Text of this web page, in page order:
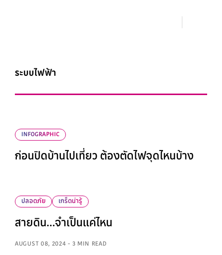
ระบบไฟฟ้า
INFOGRAPHIC
ก่อนปิดบ้านไปเที่ยว ต้องตัดไฟจุดไหนบ้าง
ปลอดภัย เกร็ดน่ารู้
สายดิน…จำเป็นแค่ไหน
AUGUST 08, 2024 - 3 MIN READ